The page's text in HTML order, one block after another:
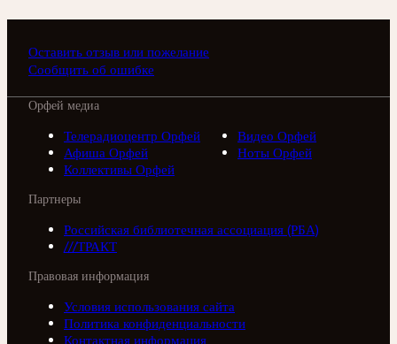
Оставить отзыв или пожелание
Сообщить об ошибке
Орфей медиа
Телерадиоцентр Орфей
Видео Орфей
Афиша Орфей
Ноты Орфей
Коллективы Орфей
Партнеры
Российская библиотечная ассоциация (РБА)
///ТРАКТ
Правовая информация
Условия использования сайта
Политика конфиденциальности
Контактная информация